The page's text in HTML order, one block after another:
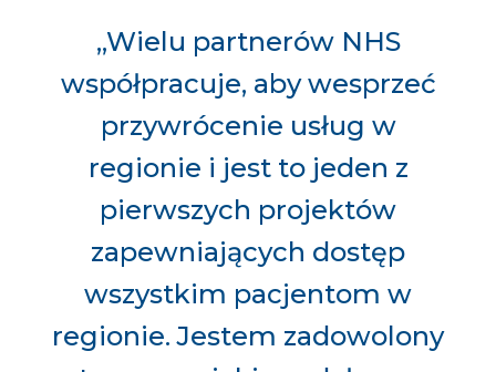
„Wielu partnerów NHS
współpracuje, aby wesprzeć
przywrócenie usług w
regionie i jest to jeden z
pierwszych projektów
zapewniających dostęp
wszystkim pacjentom w
regionie. Jestem zadowolony